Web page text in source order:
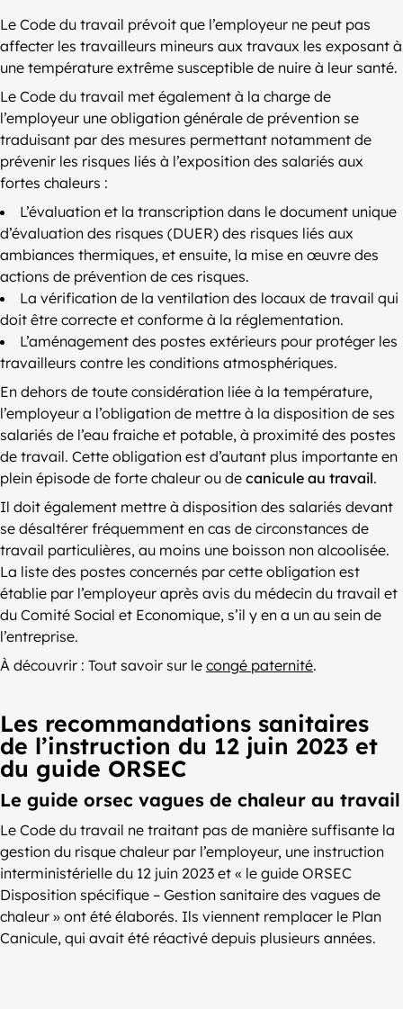
Le Code du travail prévoit que l’employeur ne peut pas
affecter les travailleurs mineurs aux travaux les exposant à
une température extrême susceptible de nuire à leur santé.
Le Code du travail met également à la charge de
l’employeur une obligation générale de prévention se
traduisant par des mesures permettant notamment de
prévenir les risques liés à l’exposition des salariés aux
fortes chaleurs :
L’évaluation et la transcription dans le document unique
d’évaluation des risques (DUER) des risques liés aux
ambiances thermiques, et ensuite, la mise en œuvre des
actions de prévention de ces risques.
La vérification de la ventilation des locaux de travail qui
doit être correcte et conforme à la réglementation.
L’aménagement des postes extérieurs pour protéger les
travailleurs contre les conditions atmosphériques.
En dehors de toute considération liée à la température,
l’employeur a l’obligation de mettre à la disposition de ses
salariés de l’eau fraiche et potable, à proximité des postes
de travail. Cette obligation est d’autant plus importante en
plein épisode de forte chaleur ou de canicule au travail.
Il doit également mettre à disposition des salariés devant
se désaltérer fréquemment en cas de circonstances de
travail particulières, au moins une boisson non alcoolisée.
La liste des postes concernés par cette obligation est
établie par l’employeur après avis du médecin du travail et
du Comité Social et Economique, s’il y en a un au sein de
l’entreprise.
À découvrir : Tout savoir sur le congé paternité.
Les recommandations sanitaires
de l’instruction du 12 juin 2023 et
du guide ORSEC
Le guide orsec vagues de chaleur au travail
Le Code du travail ne traitant pas de manière suffisante la
gestion du risque chaleur par l’employeur, une instruction
interministérielle du 12 juin 2023 et « le guide ORSEC
Disposition spécifique – Gestion sanitaire des vagues de
chaleur » ont été élaborés. Ils viennent remplacer le Plan
Canicule, qui avait été réactivé depuis plusieurs années.